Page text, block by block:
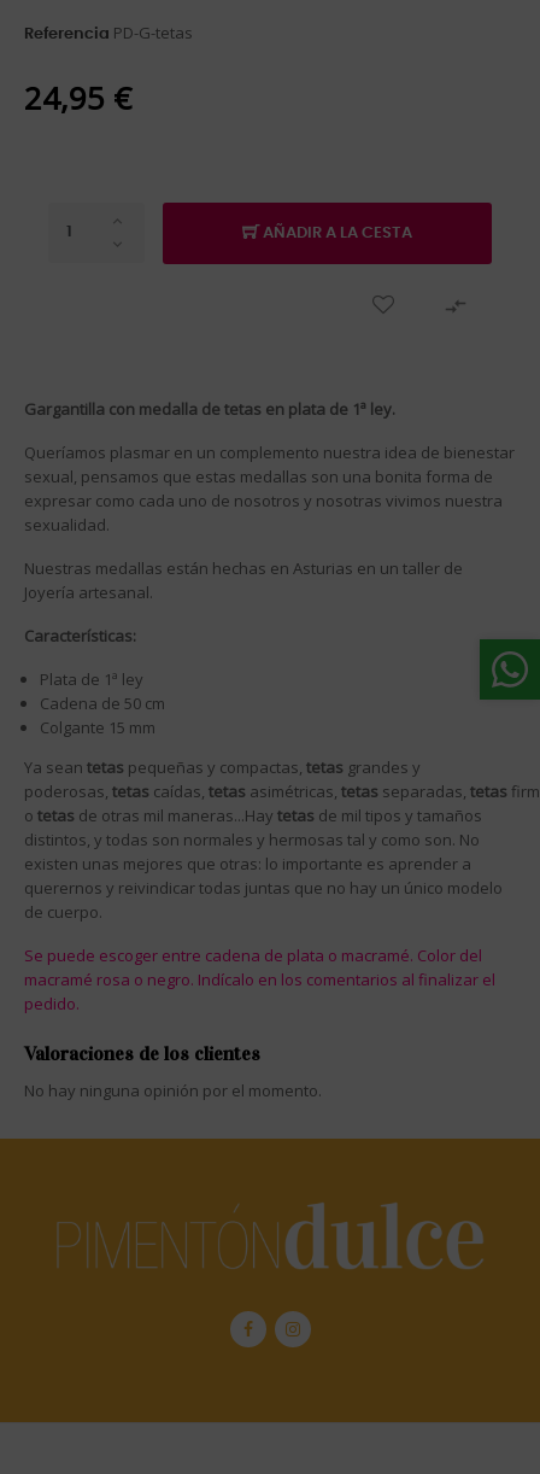
Referencia PD-G-tetas
24,95 €
AÑADIR A LA CESTA

Gargantilla con medalla de tetas en plata de 1ª ley.
Queríamos plasmar en un complemento nuestra idea de bienestar
sexual, pensamos que estas medallas son una bonita forma de
expresar como cada uno de nosotros y nosotras vivimos nuestra
sexualidad.
Nuestras medallas están hechas en Asturias en un taller de
Joyería artesanal.
Características:
Plata de 1ª ley
Cadena de 50 cm
Colgante 15 mm
Ya sean tetas pequeñas y compactas, tetas grandes y
poderosas, tetas caídas, tetas asimétricas, tetas separadas, tetas
o tetas de otras mil maneras...Hay tetas de mil tipos y tamaños
distintos, y todas son normales y hermosas tal y como son. No
existen unas mejores que otras: lo importante es aprender a
querernos y reivindicar todas juntas que no hay un único modelo
de cuerpo.
Se puede escoger entre cadena de plata o macramé. Color del
macramé rosa o negro. Indícalo en los comentarios al finalizar el
pedido.
Valoraciones de los clientes
No hay ninguna opinión por el momento.